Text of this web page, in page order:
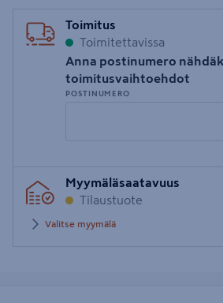
Toimitus
Toimitettavissa
Anna postinumero
toimitusvaihtoehdot
POSTINUMERO
postinumero
Myymäläsaatavuus
Tilaustuote
Valitse myymälä